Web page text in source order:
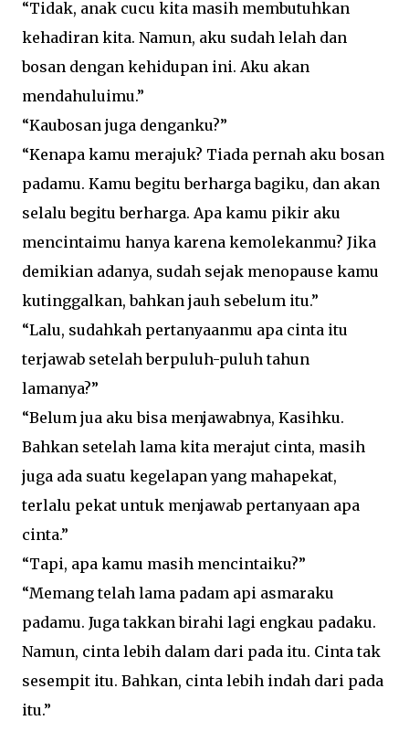
“Tidak, anak cucu kita masih membutuhkan
kehadiran kita. Namun, aku sudah lelah dan
bosan dengan kehidupan ini. Aku akan
mendahuluimu.”
“Kaubosan juga denganku?”
“Kenapa kamu merajuk? Tiada pernah aku bosan
padamu. Kamu begitu berharga bagiku, dan akan
selalu begitu berharga. Apa kamu pikir aku
mencintaimu hanya karena kemolekanmu? Jika
demikian adanya, sudah sejak menopause kamu
kutinggalkan, bahkan jauh sebelum itu.”
“Lalu, sudahkah pertanyaanmu apa cinta itu
terjawab setelah berpuluh-puluh tahun
lamanya?”
“Belum jua aku bisa menjawabnya, Kasihku.
Bahkan setelah lama kita merajut cinta, masih
juga ada suatu kegelapan yang mahapekat,
terlalu pekat untuk menjawab pertanyaan apa
cinta.”
“Tapi, apa kamu masih mencintaiku?”
“Memang telah lama padam api asmaraku
padamu. Juga takkan birahi lagi engkau padaku.
Namun, cinta lebih dalam dari pada itu. Cinta tak
sesempit itu. Bahkan, cinta lebih indah dari pada
itu.”